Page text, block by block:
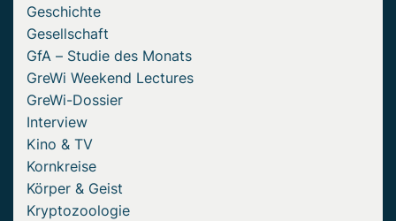
Geschichte
Gesellschaft
GfA – Studie des Monats
GreWi Weekend Lectures
GreWi-Dossier
Interview
Kino & TV
Kornkreise
Körper & Geist
Kryptozoologie